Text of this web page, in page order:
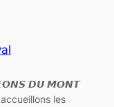
𝘿𝙐 𝙈𝙊𝙉𝙏
les